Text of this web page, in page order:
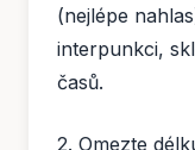
(nejlépe
interpunkci,
časů.
2. Omezte